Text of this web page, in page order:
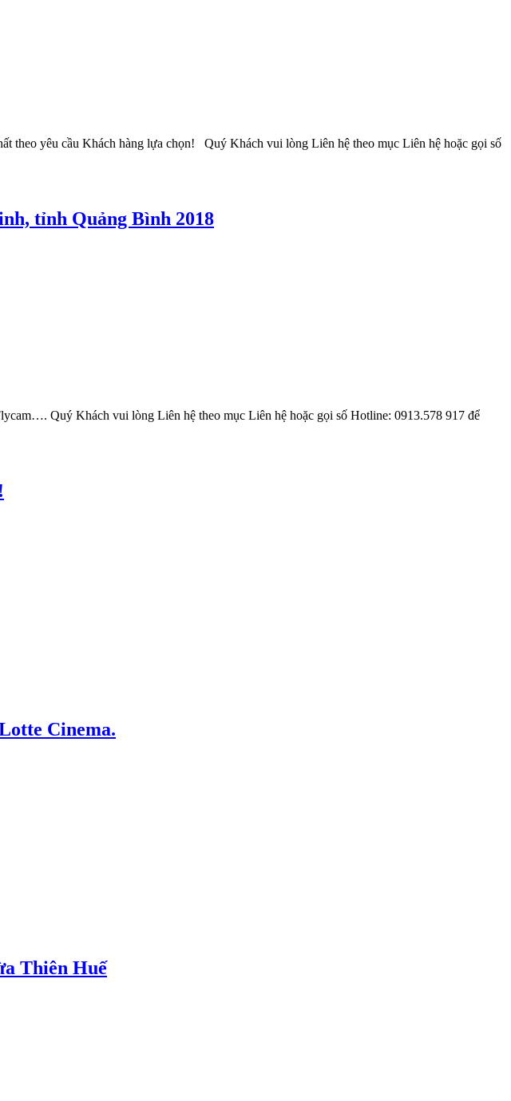
theo yêu cầu Khách hàng lựa chọn! Quý Khách vui lòng Liên hệ theo mục Liên hệ hoặc gọi số
tỉnh Quảng Bình 2018
Quý Khách vui lòng Liên hệ theo mục Liên hệ hoặc gọi số Hotline: 0913.578 917 để
Cinema.
Thiên Huế